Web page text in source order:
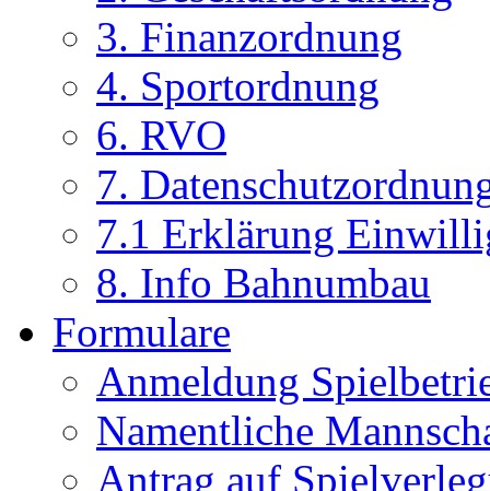
3. Finanzordnung
4. Sportordnung
6. RVO
7.
7.1 Erklärung
8. Info Bahnumbau
Formulare
Anmeldung
Namentliche
Antrag auf